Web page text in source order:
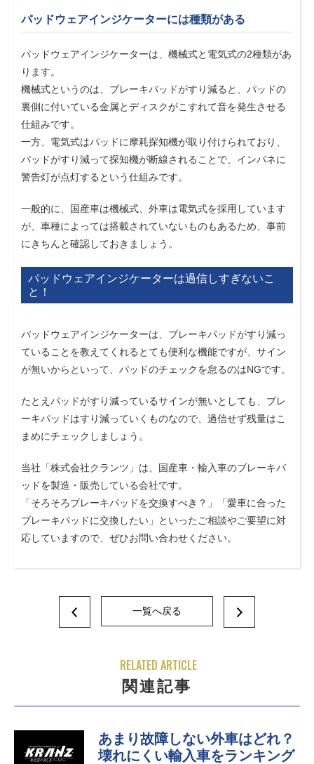
パッドウェアインジケーターには種類がある
パッドウェアインジケーターは、機械式と電気式の2種類があ
ります。
機械式というのは、ブレーキパッドがすり減ると、パッドの
裏側に付いている金属とディスクがこすれて音を発生させる
仕組みです。
一方、電気式はパッドに摩耗探知機が取り付けられており、
パッドがすり減って探知機が断線されることで、インパネに
警告灯が点灯するという仕組みです。
一般的に、国産車は機械式、外車は電気式を採用しています
が、車種によっては搭載されていないものもあるため、事前
にきちんと確認しておきましょう。
パッドウェアインジケーターは過信しすぎないこ
と！
パッドウェアインジケーターは、ブレーキパッドがすり減っ
ていることを教えてくれるとても便利な機能ですが、サイン
が無いからといって、パッドのチェックを怠るのはNGです。
たとえパッドがすり減っているサインが無いとしても、ブレ
ーキパッドはすり減っていくものなので、過信せず残量はこ
まめにチェックしましょう。
当社「株式会社クランツ」は、国産車・輸入車のブレーキパ
ッドを製造・販売している会社です。
「そろそろブレーキパッドを交換すべき？」「愛車に合った
ブレーキパッドに交換したい」といったご相談やご要望に対
応していますので、ぜひお問い合わせください。
一覧へ戻る
RELATED ARTICLE
関連記事
あまり故障しない外車はどれ？
壊れにくい輸入車をランキング